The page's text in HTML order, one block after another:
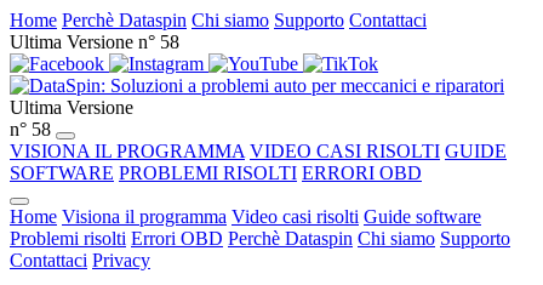
Home Perchè Dataspin Chi siamo Supporto Contattaci
Ultima Versione n° 58
Ultima Versione
n° 58
VISIONA IL PROGRAMMA VIDEO CASI RISOLTI GUIDE
SOFTWARE PROBLEMI RISOLTI ERRORI OBD
Home Visiona il programma Video casi risolti Guide software
Problemi risolti Errori OBD Perchè Dataspin Chi siamo Supporto
Contattaci Privacy